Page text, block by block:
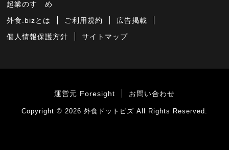
起業のすゝめ
外食.bizとは ご利用規約 広告掲載
個人情報保護方針 サイトマップ
運営元 Foresight お問い合わせ
Copyright © 2026 外食ドットビズ All Rights Reserved.